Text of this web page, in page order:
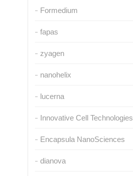
Formedium
fapas
zyagen
nanohelix
lucerna
Innovative Cell Technologies
Encapsula NanoSciences
dianova